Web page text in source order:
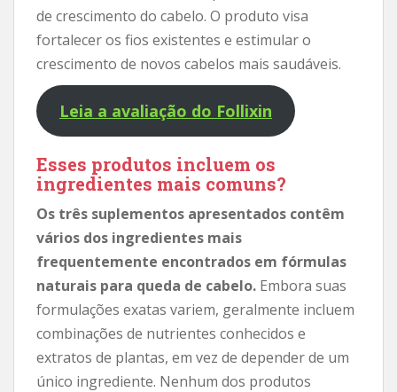
de crescimento do cabelo. O produto visa
fortalecer os fios existentes e estimular o
crescimento de novos cabelos mais saudáveis.
Leia a avaliação do Follixin
Esses produtos incluem os
ingredientes mais comuns?
Os três suplementos apresentados contêm
vários dos ingredientes mais
frequentemente encontrados em fórmulas
naturais para queda de cabelo. Embora suas
formulações exatas variem, geralmente incluem
combinações de nutrientes conhecidos e
extratos de plantas, em vez de depender de um
único ingrediente. Nenhum dos produtos